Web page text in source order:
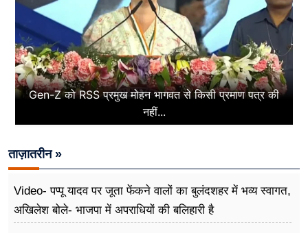
Gen-Z को RSS प्रमुख मोहन भागवत से किसी प्रमाण पत्र की
नहीं...
ताज़ातरीन »
Video- पप्पू यादव पर जूता फेंकने वालों का बुलंदशहर में भव्य स्वागत,
अखिलेश बोले- भाजपा में अपराधियों की बलिहारी है